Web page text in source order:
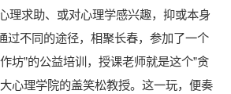
理求助、或对心理学感兴趣，抑或本身
过不同的途径，相聚长春，参加了一个
坊”的公益培训，授课老师就是这个”贪
心理学院的盖笑松教授。这一玩，便奏